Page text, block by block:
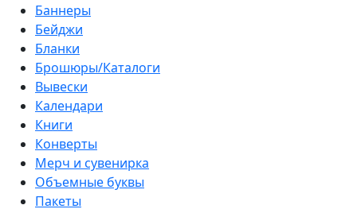
Баннеры
Бейджи
Бланки
Брошюры/Каталоги
Вывески
Календари
Книги
Конверты
Мерч и сувенирка
Объемные буквы
Пакеты